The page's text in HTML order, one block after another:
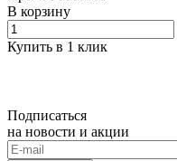
В корзину
Купить в 1 клик
Подписаться
на новости и акции